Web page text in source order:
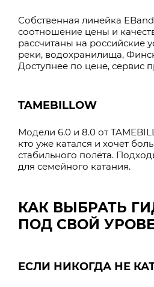
Собственная линейка
соотношение цены и
рассчитаны на российские
реки, водохранилища,
Доступнее по цене, сервис
TAMEBILLOW
Модели 6.0 и 8.0 от
кто уже катался и хочет
стабильного полёта.
для семейного катания.
КАК ВЫБРАТЬ
ПОД СВОЙ
ЕСЛИ НИКОГДА НЕ